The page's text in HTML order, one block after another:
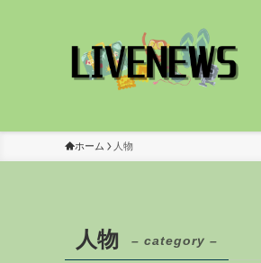
ホーム 人物
人物 – category –